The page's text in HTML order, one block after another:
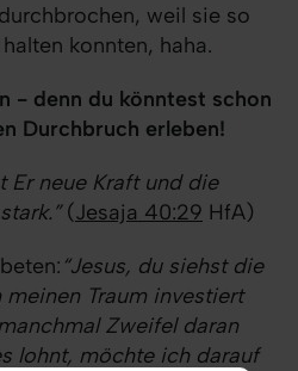
weil sie so
konnten, haha.
- denn du könntest schon
Durchbruch erleben!
Er neue Kraft und die
(Jesaja 40:29 HfA)
“Jesus, du siehst die
Traum investiert
Zweifel daran
lohnt, möchte ich darauf